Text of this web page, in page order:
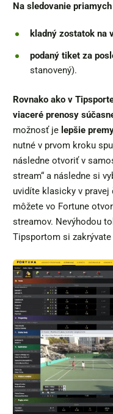
Na sledovanie
kladný zostatok na
podaný tiket za
stanovený).
Rovnako ako v
viaceré prenosy
možnosť je lepšie
nutné v prvom kroku
následne otvoriť v
stream“ a následne si
uvidíte klasicky v
môžete vo Fortune
streamov. Nevýhodou
Tipsportom si